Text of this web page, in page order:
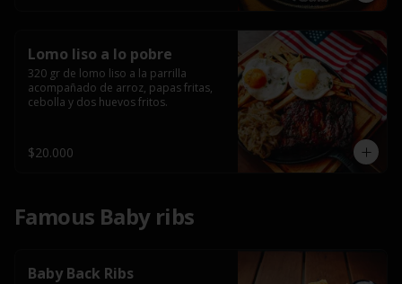
Lomo liso a lo pobre
320 gr de lomo liso a la parrilla
acompañado de arroz, papas fritas,
cebolla y dos huevos fritos.
$20.000
Famous Baby ribs
Baby Back Ribs